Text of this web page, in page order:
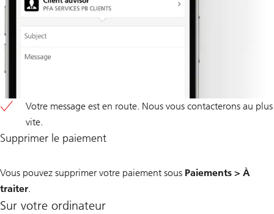
Votre message est en route. Nous vous contacterons au plus
vite.
Supprimer le paiement
Vous pouvez supprimer votre paiement sous Paiements > À
traiter.
Sur votre ordinateur